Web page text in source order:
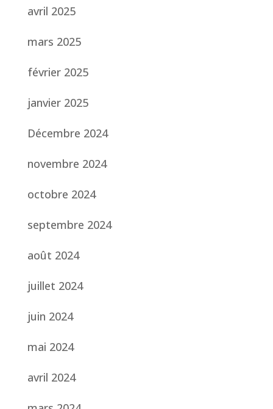
avril 2025
mars 2025
février 2025
janvier 2025
Décembre 2024
novembre 2024
octobre 2024
septembre 2024
août 2024
juillet 2024
juin 2024
mai 2024
avril 2024